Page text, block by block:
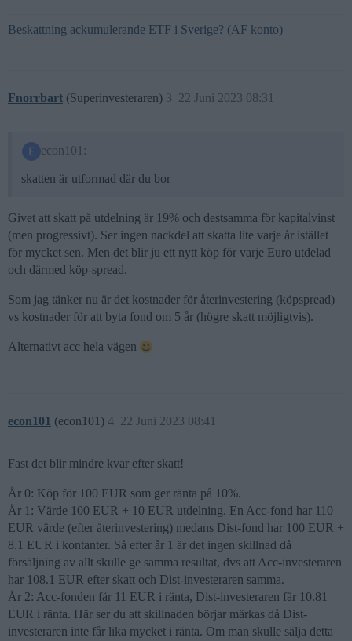
Beskattning ackumulerande ETF i Sverige? (AF konto)
Fnorrbart (Superinvesteraren) 22 Juni 2023 08:31
3
econ101:
skatten är utformad där du bor
Givet att skatt på utdelning är 19% och destsamma för kapitalvinst
(men progressivt). Ser ingen nackdel att skatta lite varje år istället
för mycket sen. Men det blir ju ett nytt köp för varje Euro utdelad
och därmed köp-spread.
Som jag tänker nu är det kostnader för återinvestering (köpspread)
vs kostnader för att byta fond om 5 år (högre skatt möjligtvis).
Alternativt acc hela vägen
econ101 (econ101) 22 Juni 2023 08:41
4
Fast det blir mindre kvar efter skatt!
År 0: Köp för 100 EUR som ger ränta på 10%.
År 1: Värde 100 EUR + 10 EUR utdelning. En Acc-fond har 110
EUR värde (efter återinvestering) medans Dist-fond har 100 EUR +
8.1 EUR i kontanter. Så efter år 1 är det ingen skillnad då
försäljning av allt skulle ge samma resultat, dvs att Acc-investeraren
har 108.1 EUR efter skatt och Dist-investeraren samma.
År 2: Acc-fonden får 11 EUR i ränta, Dist-investeraren får 10.81
EUR i ränta. Här ser du att skillnaden börjar märkas då Dist-
investeraren inte får lika mycket i ränta. Om man skulle sälja detta